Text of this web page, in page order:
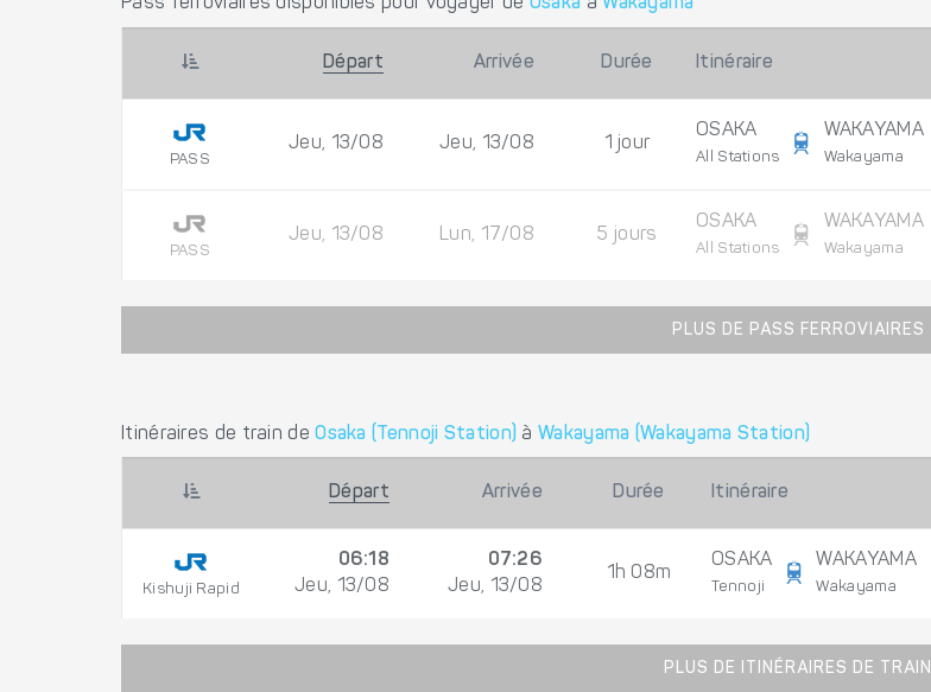
Départ Arrivée Durée Itinéraire
PASS
Jeu, 13/08 Jeu, 13/08 1 jour
OSAKA
All Stations
WAKAYAMA
Wakayama
PASS
Jeu, 13/08 Lun, 17/08 5 jours
OSAKA
All Stations
WAKAYAMA
Wakayama
PLUS DE PASS FERROVIAIRES
Itinéraires de train deOsaka (Tennoji Station) àWakayama (Wakayama Station)
Départ Arrivée Durée Itinéraire
Kishuji Rapid
06:18
Jeu, 13/08
07:26
Jeu, 13/08
1h 08m
OSAKA
Tennoji
WAKAYAMA
Wakayama
PLUS DE ITINÉRAIRES DE TRAIN